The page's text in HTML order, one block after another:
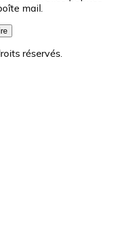
mail.
réservés.